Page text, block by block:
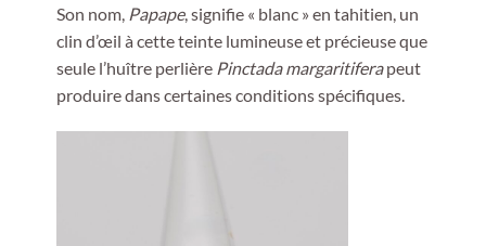
Son nom, Papape, signifie « blanc » en tahitien, un
clin d’œil à cette teinte lumineuse et précieuse que
seule l’huître perlière Pinctada margaritiferapeut
produire dans certaines conditions spécifiques.